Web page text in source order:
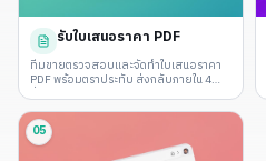
รับใบเสนอราคา PDF
ทีมขายตรวจสอบและจัดทำใบเสนอราคา
PDF พร้อมตราประทับ ส่งกลับภายใน 4
05